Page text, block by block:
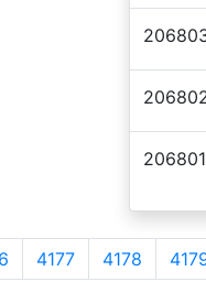
206801
4177 4178